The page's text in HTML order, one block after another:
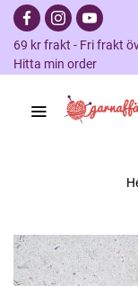
69 kr frakt - Fri frakt
Hitta min order